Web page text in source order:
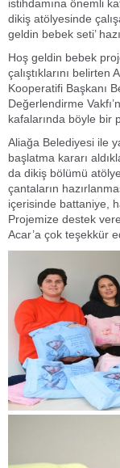
istihdamına önemli
dikiş atölyesinde
geldin bebek seti’
Hoş geldin bebek
çalıştıklarını
Kooperatifi Başkanı
Değerlendirme
kafalarında böyle bir
Aliağa Belediyesi ile
başlatma kararı
da dikiş bölümü
çantaların
içerisinde battaniye,
Projemize destek
Acar’a çok teşekkür